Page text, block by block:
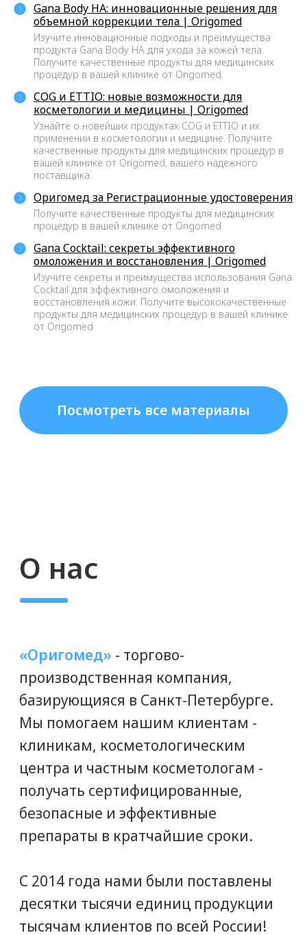
Gana Body HA: инновационные решения для
объемной коррекции тела | Origomed
Изучите инновационные подходы и преимущества
продукта Gana Body HA для ухода за кожей тела.
Получите качественные продукты для медицинских
процедур в вашей клинике от Origomed.
COG и ETTIO: новые возможности для
косметологии и медицины | Origomed
Узнайте о новейших продуктах COG и ETTIO и их
применении в косметологии и медицине. Получите
качественные продукты для медицинских процедур в
вашей клинике от Origomed, вашего надежного
поставщика.
Оригомед за Регистрационные удостоверения
Получите качественные продукты для медицинских
процедур в вашей клинике от Origomed
Gana Cocktail: секреты эффективного
омоложения и восстановления | Origomed
Изучите секреты и преимущества использования Gana
Cocktail для эффективного омоложения и
восстановления кожи. Получите высококачественные
продукты для медицинских процедур в вашей клинике
от Origomed
РЕГИСТРАЦИОННОЕ
УДОСТОВЕРЕНИЕ
Вся продукция, которую вы
приобретаете у нас,
лицензирована и имеет
необходимые сертификаты.
ЛУЧШИЕ ЦЕНЫ
Лучшее предложение на
лицензированные мезонити на
рынке России. Это касается и
ассортимента (более 248 позиций),
и сервиса, и стоимости.
900+ КЛИЕНТОВ-КЛИНИК
На начало 2023 года нам
доверяют более 900 клиник и
косметологических центров.
только выпущенную с завода, а
ПАВЕЛ ПОДГОРНЫЙ
Мы дорожим нашей репутацией
надежного партнера. Снабжение
клиник с нами - это легко! Позвоните
и получите грамотную консультацию
от специалистов нашего
коммерческого отдела